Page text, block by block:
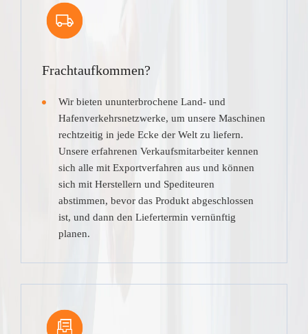
Frachtaufkommen?
Wir bieten ununterbrochene Land- und
Hafenverkehrsnetzwerke, um unsere Maschinen
rechtzeitig in jede Ecke der Welt zu liefern.
Unsere erfahrenen Verkaufsmitarbeiter kennen
sich alle mit Exportverfahren aus und können
sich mit Herstellern und Spediteuren
abstimmen, bevor das Produkt abgeschlossen
ist, und dann den Liefertermin vernünftig
planen.